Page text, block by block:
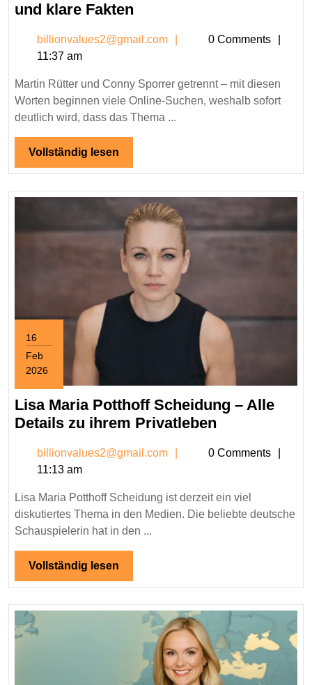
und klare Fakten
und
Sporrer
getrennt?
–
und
klare
Fakten
billionvalues2@gmail.com
0 Comments
11:37 am
Martin Rütter und Conny Sporrer getrennt – mit diesen
Worten beginnen viele Online-Suchen, weshalb sofort
deutlich wird, dass das Thema ...
Vollständig lesen
lesen
16
Feb
2026
February
16,
2026
Lisa Maria Potthoff Scheidung – Alle
Details zu ihrem Privatleben
Potthoff
–
Alle
Privatleben
billionvalues2@gmail.com
0 Comments
11:13 am
Lisa Maria Potthoff Scheidung ist derzeit ein viel
diskutiertes Thema in den Medien. Die beliebte deutsche
Schauspielerin hat in den ...
Vollständig lesen
lesen